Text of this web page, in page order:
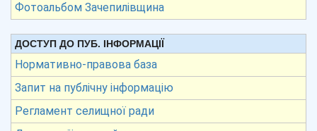
Фотоальбом Зачепилівщина
ДОСТУП ДО ПУБ. ІНФОРМАЦІЇ
Нормативно-правова база
Запит на публічну інформацію
Регламент селищної ради